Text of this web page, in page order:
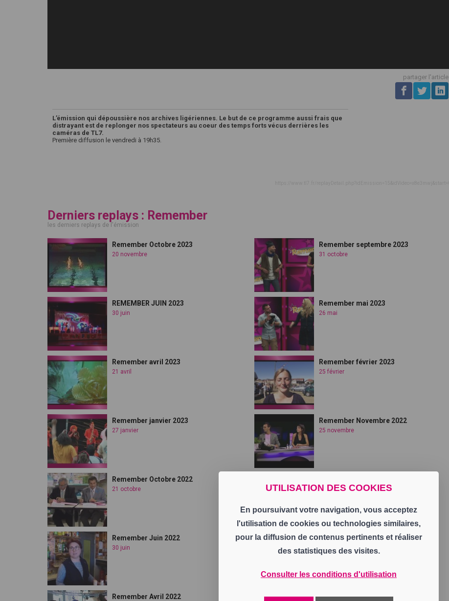
UTILISATION DES COOKIES
En poursuivant votre navigation, vous acceptez
l'utilisation de cookies ou technologies similaires,
pour la diffusion de contenus pertinents et réaliser
des statistiques des visites.
Consulter les conditions d'utilisation
partager l'article
L’émission qui dépoussière nos archives ligériennes. Le but de ce programme aussi frais que
distrayant est de replonger nos spectateurs au coeur des temps forts vécus derrières les
caméras de TL7.
Première diffusion le vendredi à 19h35.
Derniers replays : Remember
les derniers replays de l'émission
Remember Octobre 2023
20 novembre
Remember septembre 2023
31 octobre
REMEMBER JUIN 2023
30 juin
Remember mai 2023
26 mai
Remember avril 2023
21 avril
Remember février 2023
25 février
Remember janvier 2023
27 janvier
Remember Novembre 2022
25 novembre
Remember Octobre 2022
21 octobre 30 septembre
Remember Juin 2022
30 juin
remember mai 2022
27 mai
Remember Avril 2022 remember fevrier 2022